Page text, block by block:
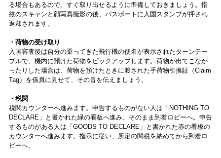
る場合もあるので、すぐ取り出せるように準備しておきましょう。指
紋のスキャンと顔写真撮影の後、パスポートに入国スタンプが押され
返却されます。
・荷物の受け取り
入国審査後は自分の乗ってきた飛行機の便名が表示されたターンテー
ブルで、機内に預けた荷物をピックアップします。荷物が出てこなか
ったりした場合は、荷物を預けたときに渡された手荷物引換証（Claim
Tag）を係員に見せて、その旨を伝えましょう。
・税関
税関カウンターへ進みます。申告するものがない人は「NOTHING TO
DECLARE」と書かれた緑の看板へ進み、そのまま到着ロビーへ。申告
するものがある人は「GOODS TO DECLARE」と書かれた赤の看板の
カウンターへ進みます。指示に従い、所定の関税を納めてから到着ロ
ビーへ。